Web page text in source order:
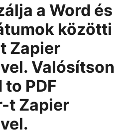
a Word és
közötti
Zapier
Valósítson
to PDF
t Zapier